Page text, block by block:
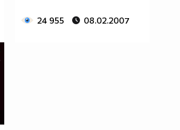
24 955 08.02.2007